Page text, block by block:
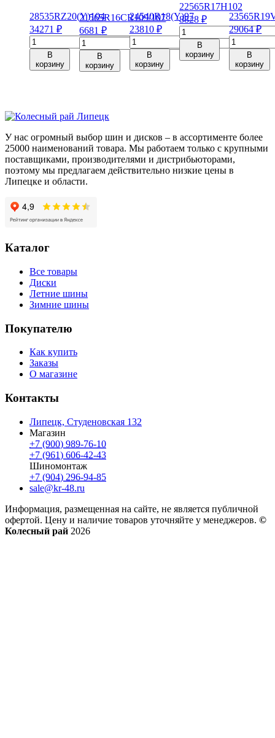
28535RZ20(Y)104
34271 ₽
Количество
товара
Michelin
Pilot
104
В
корзину
21565R16CR109/107
6681₽
Количество
товара
Viatti
Vettore
215/65/R16C
R
В
корзину
24540R18(Y)97
23810 ₽
Количество
товара
Continental
ContiSportContact
В
корзину
22565R17H102
8828 ₽
Количество
товара
Pirelli
Scorpion
В
корзину
23565R19
29064₽
товара
Michelin
Latitude
В
корзину
У нас огромный выбор шин и дисков – в ассортименте более
25000 наименований товара. Мы работаем только с крупными
поставщиками, производителями и дистрибьюторами,
поэтому мы предлагаем действительно низкие цены в
Липецке и области.
Каталог
Все товары
Диски
Летние шины
Зимние шины
Покупателю
Как купить
Заказы
О магазине
Контакты
Липецк, Студеновская 132
Магазин
+7 (900) 989-76-10
+7 (961) 606-42-43
Шиномонтаж
+7 (904) 296-94-85
sale@kr-48.ru
Информация, размещенная на сайте, не является публичной
офертой. Цену и наличие товаров уточняйте у менеджеров. ©
Колесный рай 2026